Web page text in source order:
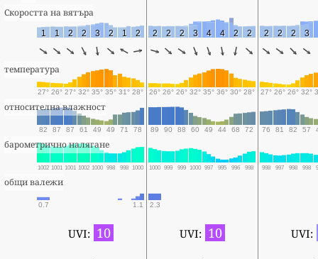
Скоростта на вятъра
1 1 2 2 3 2 1 2 2 2 2 3 4 4 2 2 2 2 2 3
температура
27° 26° 27° 32° 35° 35° 31° 28° 26° 26° 26° 32° 35° 36° 30° 28° 27° 26° 26° 32°
относителна влажност
82 87 87 61 49 49 71 78 89 90 88 60 49 44 68 72 76 81 82 57
барометрично налягане
1002 1001 1001 1002 1000 998 998 1000 1000 999 999 1000 997 995 996 998 998 997 998 998
общи валежи
0.7 1.1 2.3
UVI: 10 UVI: 10 UVI: